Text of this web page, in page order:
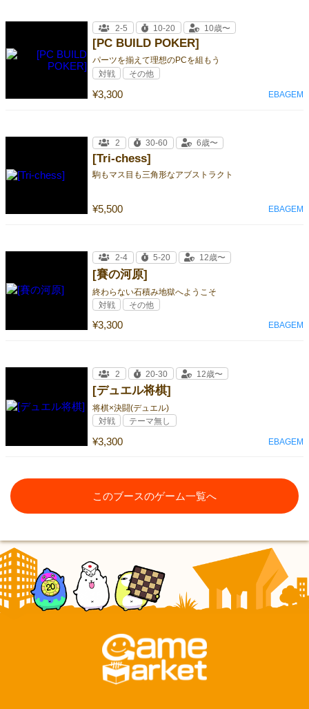
[PC BUILD POKER]
パーツを揃えて理想のPCを組もう
¥3,300
2-5 10-20 10歳〜
対戦 その他
EBAGEM
[Tri-chess]
駒もマス目も三角形なアブストラクト
¥5,500
2 30-60 6歳〜
EBAGEM
[賽の河原]
終わらない石積み地獄へようこそ
¥3,300
2-4 5-20 12歳〜
対戦 その他
EBAGEM
[デュエル将棋]
将棋×決闘(デュエル)
¥3,300
2 20-30 12歳〜
対戦 テーマ無し
EBAGEM
このブースのゲーム一覧へ